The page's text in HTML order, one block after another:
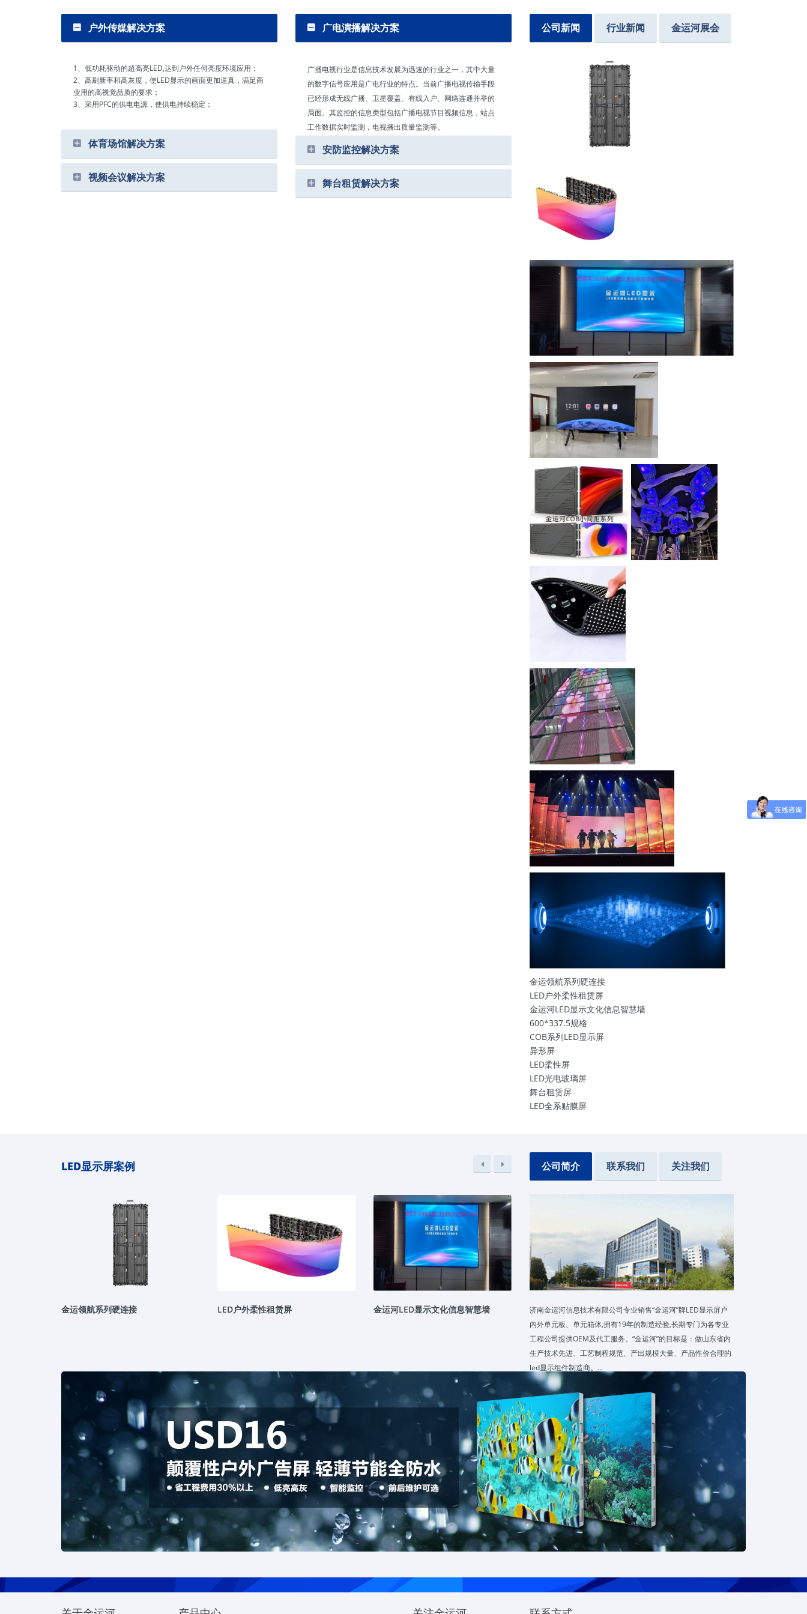
户外传媒解决方案
1、低功耗驱动的超高亮LED,达到户外任何亮度环境应用；
2、高刷新率和高灰度，使LED显示的画面更加逼真，满足商
业用的高视觉品质的要求；
3、采用PFC的供电电源，使供电持续稳定；
体育场馆解决方案
视频会议解决方案
广电演播解决方案
广播电视行业是信息技术发展为迅速的行业之一，其中大量
的数字信号应用是广电行业的特点。当前广播电视传输手段
已经形成无线广播、卫星覆盖、有线入户、网络连通并举的
局面。其监控的信息类型包括广播电视节目视频信息，站点
工作数据实时监测，电视播出质量监测等。
安防监控解决方案
舞台租赁解决方案
公司新闻 行业新闻 金运河展会
金运领航系列硬连接
LED户外柔性租赁屏
金运河LED显示文化信息智慧墙
600*337.5规格
COB系列LED显示屏
异形屏
LED柔性屏
LED光电玻璃屏
舞台租赁屏
LED全系贴膜屏
LED显示屏案例
金运领航系列硬连接 LED户外柔性租赁屏 金运河LED显示文化信息智慧墙 600*337.5规格 COB系列LED显示屏
公司简介 联系我们 关注我们
济南金运河信息技术有限公司专业销售“金运河”牌LED显示屏户
内外单元板、单元箱体,拥有19年的制造经验,长期专门为各专业
工程公司提供OEM及代工服务。“金运河”的目标是：做山东省内
生产技术先进、工艺制程规范、产出规模大量、产品性价合理的
led显示组件制造商。...